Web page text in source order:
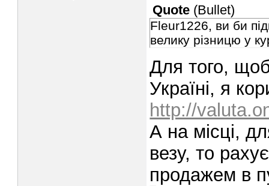
Quote (Bullet)
Fleur1226, ви би
велику різницю у
Для того,
Україні, я
http://
А на місці,
везу, то
продажем в